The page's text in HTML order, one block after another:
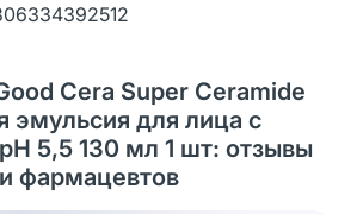
Cera Super Ceramide
для лица с
5,5 130 мл 1 шт: отзывы
фармацевтов